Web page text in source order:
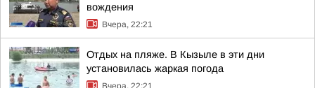
вождения
Вчера, 22:21
Отдых на пляже. В Кызыле в эти дни
установилась жаркая погода
Вчера, 22:21